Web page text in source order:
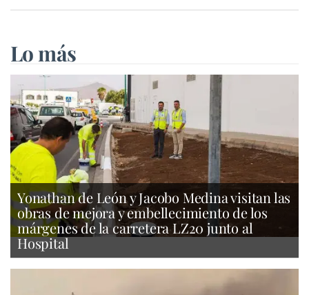
Lo más
Yonathan de León y Jacobo Medina visitan las
obras de mejora y embellecimiento de los
márgenes de la carretera LZ20 junto al
Hospital